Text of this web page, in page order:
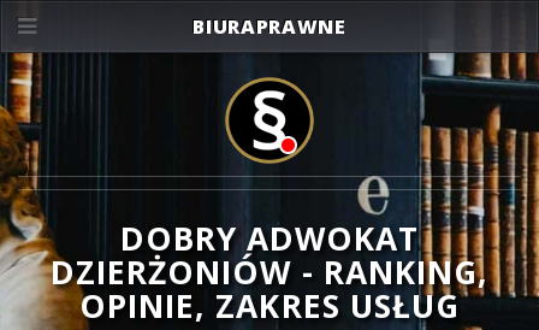
DOBRY ADWOKAT
DZIERŻONIÓW - RANKING,
OPINIE, ZAKRES USŁUG
BIURAPRAWNE